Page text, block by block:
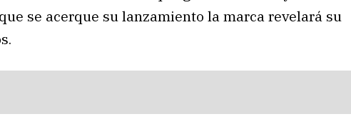
se acerque su lanzamiento la marca revelará su